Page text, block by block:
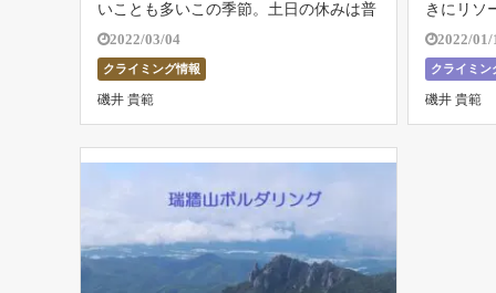
いことも多いこの季節。土日の休みは普
段はいかないようなジムに遠征に出かけ
て楽しんでいる人も少なくないでしょ
う。 最近は初段などの高グレードを登
る人も増えてきました。そこで、低グレ
ードか […]
2022/03/04
クライミング情報
磯井 貴範
きにリソ
のではな
まだ使え
すること
くすます
にな […]
2022/01/
クライミン
磯井 貴範